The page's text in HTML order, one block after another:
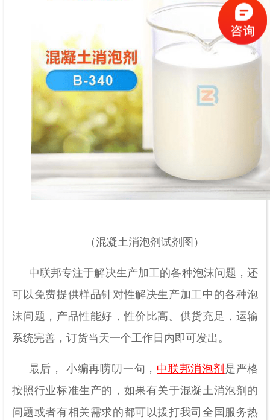
（混凝土消泡剂试剂图）
中联邦专注于解决生产加工的各种泡沫问题，还
可以免费提供样品针对性解决生产加工中的各种泡
沫问题，产品性能好，性价比高。供货充足，运输
系统完善，订货当天一个工作日内即可发出。
最后， 小编再唠叨一句， 中联邦消泡剂 是严格
按照行业标准生产的，如果有关于混凝土消泡剂的
问题或者有相关需求的都可以拨打我司全国服务热